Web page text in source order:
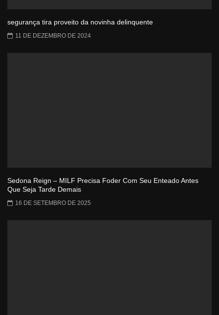
segurança tira proveito da novinha delinquente
11 DE DEZEMBRO DE 2024
Sedona Reign – MILF Precisa Foder Com Seu Enteado Antes
Que Seja Tarde Demais
16 DE SETEMBRO DE 2025